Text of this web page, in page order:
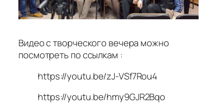
Видео с творческого вечера можно
посмотреть по ссылкам :
https://youtu.be/zJ-VSf7Rou4
https://youtu.be/hmy9GJR2Bqo